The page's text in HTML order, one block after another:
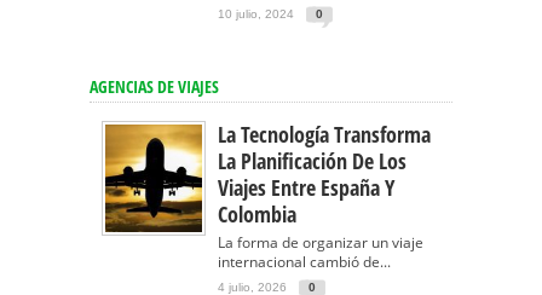
10 julio, 2024 0
AGENCIAS DE VIAJES
La Tecnología Transforma
La Planificación De Los
Viajes Entre España Y
Colombia
La forma de organizar un viaje
internacional cambió de...
4 julio, 2026 0